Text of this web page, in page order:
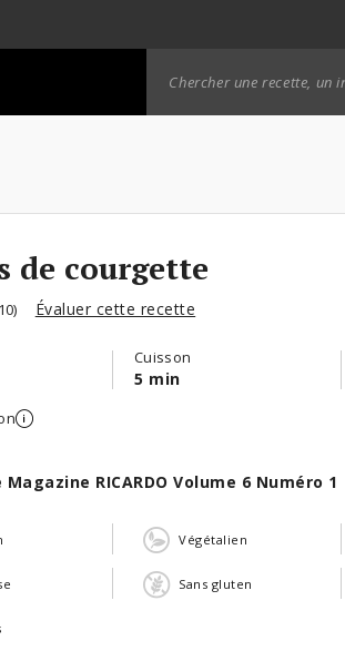
de courgette
Évaluer cette recette
Cuisson
5 min
RICARDO Volume 6 Numéro 1
Végétalien
Sans gluten